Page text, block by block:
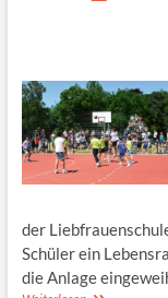
der
Schüler ein
die Anlage